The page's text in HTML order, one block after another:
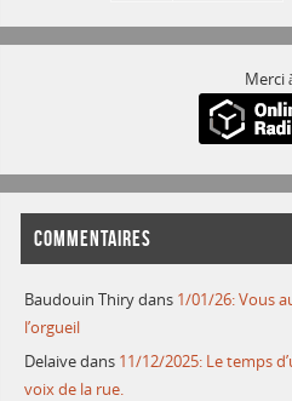
Merci
COMMENTAIRES
Baudouin Thirydans 1/01/26: Vous
l’orgueil
Delaivedans 11/12/2025: Le temps
voix de la rue.